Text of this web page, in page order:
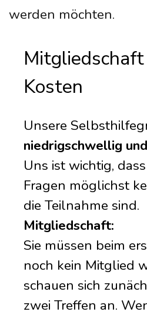
werden möchten.
Kosten
Unsere
niedrigschwellig
Uns ist wichtig,
Fragen möglichst
die Teilnahme sind.
Mitgliedschaft:
Sie müssen beim
noch kein Mitglied
schauen sich
zwei Treffen an.